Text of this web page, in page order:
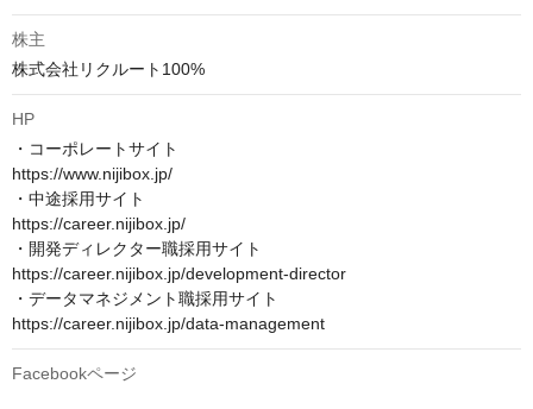
株主
株式会社リクルート100%
HP
・コーポレートサイト
https://www.nijibox.jp/
・中途採用サイト
https://career.nijibox.jp/
・開発ディレクター職採用サイト
https://career.nijibox.jp/development-director
・データマネジメント職採用サイト
https://career.nijibox.jp/data-management
Facebookページ